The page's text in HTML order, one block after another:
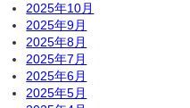
2025年10月
2025年9月
2025年8月
2025年7月
2025年6月
2025年5月